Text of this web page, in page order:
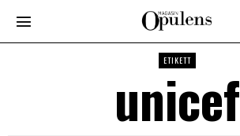
ETIKETT
unicef